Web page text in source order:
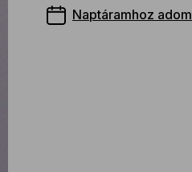
Naptáramhoz adom